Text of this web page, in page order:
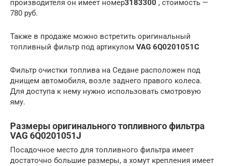
производителя он имеет номер3183300 , стоимость —
780 руб.
Также в продаже можно встретить оригинальный
топливный фильтр под артикулом VAG 6Q0201051C
Фильтр очистки топлива на Седане расположен под
днищем автомобиля, возле заднего правого колеса.
Для доступа к нему нужно использовать смотровую
яму.
Размеры оригинального топливного фильтра
VAG 6Q0201051J
Посадочное место для топливного фильтра имеет
достаточно большие размеры, а хомут крепления имеет